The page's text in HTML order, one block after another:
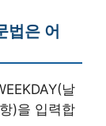
법은 어
날
)을 입력합